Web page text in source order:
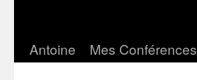
Aller
Antoine Mes Conférences